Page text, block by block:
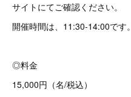
サイトにてご確認ください。
開催時間は、11:30-14:00です。
◎料金
15,000円（名/税込）